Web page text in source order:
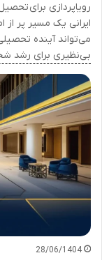
رویاپردازی برای
ایرانی یک مسیر پر
می‌تواند آینده
بی‌نظیری برای رشد
28/06/1404